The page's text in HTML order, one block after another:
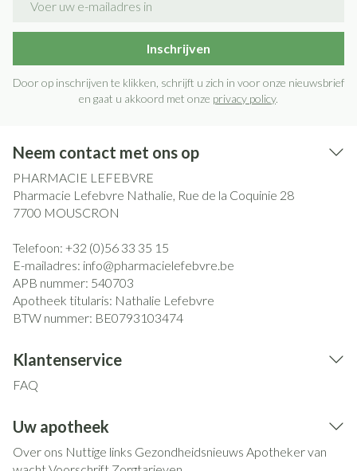
Inschrijven
Door op inschrijven te klikken, schrijft u zich in voor onze nieuwsbrief
en gaat u akkoord met onze privacy policy.
Neem contact met ons op
PHARMACIE LEFEBVRE
Pharmacie Lefebvre Nathalie, Rue de la Coquinie 28
7700 MOUSCRON
Telefoon: +32 (0)56 33 35 15
E-mailadres: info@pharmacielefebvre.be
APB nummer: 540703
Apotheek titularis: Nathalie Lefebvre
BTW nummer: BE0793103474
Klantenservice
FAQ
Uw apotheek
Over ons Nuttige links Gezondheidsnieuws Apotheker van